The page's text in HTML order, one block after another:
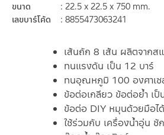
เส้นถัก 8 เส้น ผลิตจากส
ทนแรงดัน เป็น 12 บาร์
ทนอุณหภูมิ 100 องศาเซ
ข้อต่อเกลียว ข้อต่อย้ำ เ
ข้อต่อ DIY หมุนด้วยมือได้
ใช้ร่วมกับ เครื่องน้ำอุ่น ชั
ขนาด
22.5 x 22.5 x 750 mm.
เลขบาร์โค้ด
8855473063241